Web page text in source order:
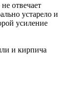
отвечает
устарело и
усиление
и кирпича